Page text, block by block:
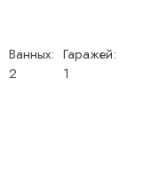
Ванных:
2
Гаражей:
1